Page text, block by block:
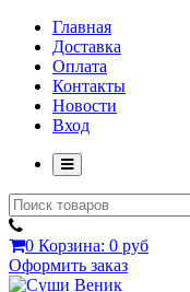
Главная
Доставка
Оплата
Контакты
Новости
Вход
0 Корзина: 0 руб
Оформить заказ